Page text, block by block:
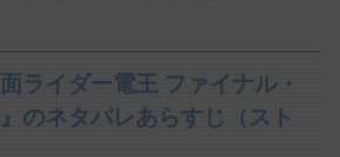
ライダー電王 ファイナル・
のネタバレあらすじ（スト